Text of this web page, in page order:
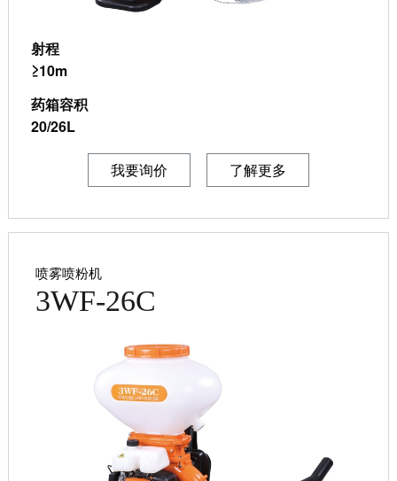
射程
≥10m
药箱容积
20/26L
我要询价 了解更多
喷雾喷粉机
3WF-26C